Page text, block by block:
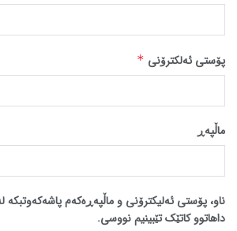
پۆستی ئەلکترۆنی *
ماڵپه‌ڕ
ناو، پۆستی ئەلیکترۆنی و ماڵپەڕەکەم
داهاتوو کاتێک تێبینیم نووسی.